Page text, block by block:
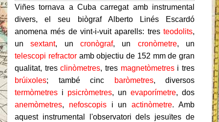
Viñes tornava a Cuba carregat amb instrumental
divers, el seu biògraf Alberto Linés Escardó
anomena més de vint-i-vuit aparells: tres teodolits,
unsextant, uncronògraf, un cronòmetre, un
telescopi refractoramb objectiu de 152 mm de gran
qualitat, tresclinòmetres, tres magnetòmetresi tres
brúixoles; també cinc baròmetres, diversos
termòmetres i psicròmetres, un evaporímetre, dos
anemòmetres, nefoscopisi unactinòmetre. Amb
aquest instrumental l'observatori dels jesuïtes de